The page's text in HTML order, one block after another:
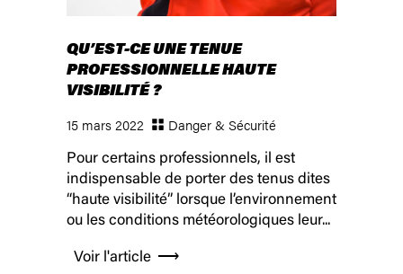
QU’EST-CE UNE TENUE
PROFESSIONNELLE HAUTE
VISIBILITÉ ?
15 mars 2022 Danger & Sécurité
Pour certains professionnels, il est
indispensable de porter des tenus dites
“haute visibilité” lorsque l’environnement
ou les conditions météorologiques leur...
Voir l'article